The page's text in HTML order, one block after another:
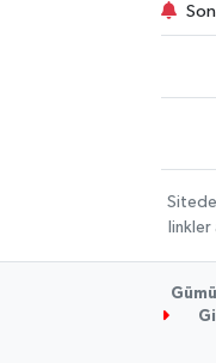
Sitede
linkler